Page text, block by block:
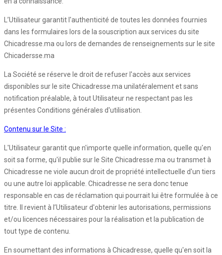
L’Utilisateur garantit l'authenticité de toutes les données fournies
dans les formulaires lors de la souscription aux services du site
Chicadresse.ma ou lors de demandes de renseignements sur le site
Chicadersse.ma
La Société se réserve le droit de refuser l'accès aux services
disponibles sur le site Chicadresse.ma unilatéralement et sans
notification préalable, à tout Utilisateur ne respectant pas les
présentes Conditions générales d'utilisation.
Contenu sur le Site :
L'Utilisateur garantit que n'importe quelle information, quelle qu'en
soit sa forme, qu'il publie sur le Site Chicadresse.ma ou transmet à
Chicadresse ne viole aucun droit de propriété intellectuelle d'un tiers
ou une autre loi applicable. Chicadresse ne sera donc tenue
responsable en cas de réclamation qui pourrait lui être formulée à ce
titre. Il revient à l’Utilisateur d'obtenir les autorisations, permissions
et/ou licences nécessaires pour la réalisation et la publication de
tout type de contenu.
En soumettant des informations à Chicadresse, quelle qu'en soit la